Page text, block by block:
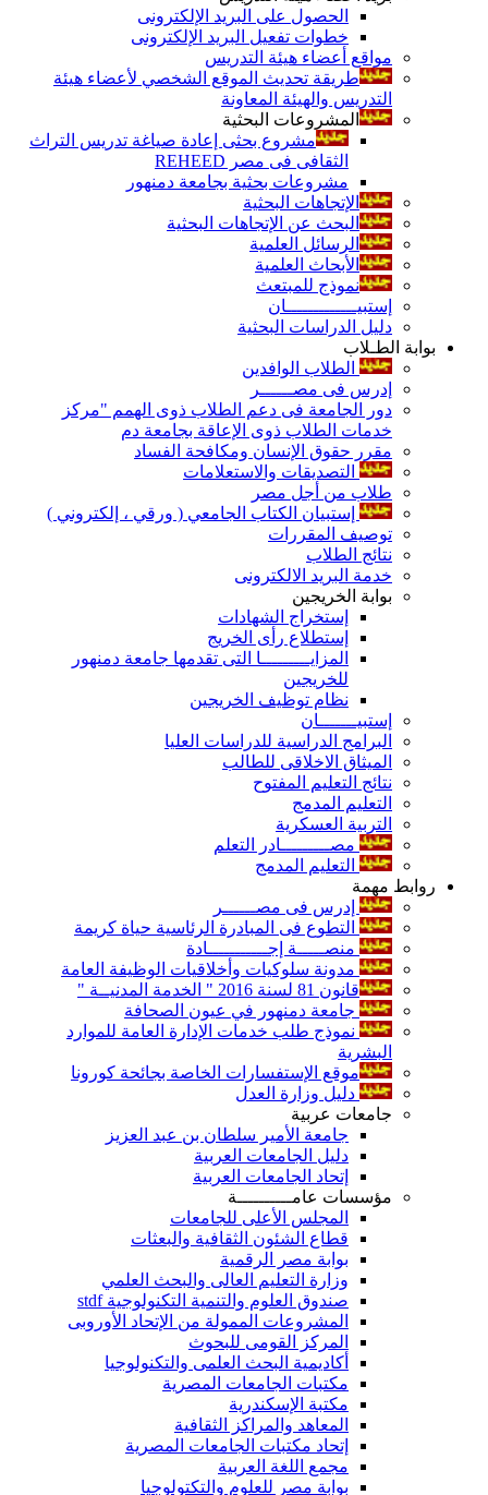
الحصول على البريد الإلكترونى
خطوات تفعيل البريد الإلكترونى
مواقع أعضاء هيئة التدريس
طريقة تحديث الموقع الشخصي لأعضاء هيئة
التدريس والهيئة المعاونة
المشروعات البحثية
مشروع بحثى إعادة صياغة تدريس التراث
الثقافى فى مصر REHEED
مشروعات بحثية بجامعة دمنهور
الإتجاهات البحثية
البحث عن الإتجاهات البحثية
الرسائل العلمية
الأبحاث العلمية
نموذج للمبتعث
إستبيـــــــــــــان
دليل الدراسات البحثية
بوابة الطـلاب
الطلاب الوافدين
إدرس فى مصــــــر
دور الجامعة فى دعم الطلاب ذوى الهمم "مركز
خدمات الطلاب ذوى الإعاقة بجامعة دم
مقرر حقوق الإنسان ومكافحة الفساد
التصديقات والاستعلامات
طلاب من أجل مصر
إستبيان الكتاب الجامعي ( ورقي ، إلكتروني )
توصيف المقررات
نتائج الطلاب
خدمة البريد الالكترونى
بوابة الخريجين
إستخراج الشهادات
إستطلاع رأى الخريج
المزايـــــــــا التى تقدمها جامعة دمنهور
للخريجين
نظام توظيف الخريجين
إستبيـــــــان
البرامج الدراسية للدراسات العليا
الميثاق الاخلاقى للطالب
نتائج التعليم المفتوح
التعليم المدمج
التربية العسكرية
مصـــــــــادر التعلم
التعليم المدمج
روابط مهمة
إدرس فى مصــــــر
التطوع فى المبادرة الرئاسية حياة كريمة
منصـــــة إجـــــــــــادة
مدونة سلوكيات وأخلاقيات الوظيفة العامة
قانون 81 لسنة 2016 " الخدمة المدنيــة "
جامعة دمنهور في عيون الصحافة
نموذج طلب خدمات الإدارة العامة للموارد
البشرية
موقع الإستفسارات الخاصة بجائحة كورونا
دليل وزارة العدل
جامعات عربية
جامعة الأمير سلطان بن عبد العزيز
دليل الجامعات العربية
إتحاد الجامعات العربية
مؤسسات عامــــــــــة
المجلس الأعلى للجامعات
قطاع الشئون الثقافية والبعثات
بوابة مصر الرقمية
وزارة التعليم العالى والبحث العلمي
صندوق العلوم والتنمية التكنولوجية stdf
المشروعات الممولة من الإتحاد الأوروبى
المركز القومى للبحوث
أكاديمية البحث العلمى والتكنولوجيا
مكتبات الجامعات المصرية
مكتبة الإسكندرية
المعاهد والمراكز الثقافية
إتحاد مكتبات الجامعات المصرية
مجمع اللغة العربية
بوابة مصر للعلوم والتكتولوجيا